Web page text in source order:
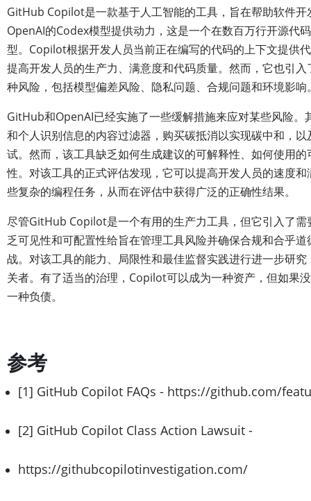
GitHub Copilot是一款基于人工智能的工具，旨在帮助软件开
OpenAI的Codex模型提供动力，这是一个在数百万行开源代
型。Copilot根据开发人员当前正在编写的代码的上下文提供
提高开发人员的生产力、满意度和代码质量。然而，它也引
种风险，包括模型偏差风险、隐私问题、合规问题和环境影响
GitHub和OpenAI已经实施了一些缓解措施来应对某些风险。
和个人识别信息的内容过滤器，购买碳抵消以实现碳中和，
试。然而，该工具缺乏如何生成建议的可解释性、如何使用
性。对该工具的正式评估发现，它可以提高开发人员的速度
些复杂的编程任务，从而在评估中获得广泛的正确性结果。
尽管GitHub Copilot是一个有用的生产力工具，但它引入了需
乏可见性和可配置性给旨在管理工具风险并确保合规和合乎
战。对该工具的能力、局限性和最佳监督实践进行进一步研
关者。有了适当的治理，Copilot可以成为一种资产，但如果
一种负债。
参考
[1] GitHub Copilot FAQs - https://github.com/
[2] GitHub Copilot Class Action Lawsuit -
https://githubcopilotinvestigation.com/